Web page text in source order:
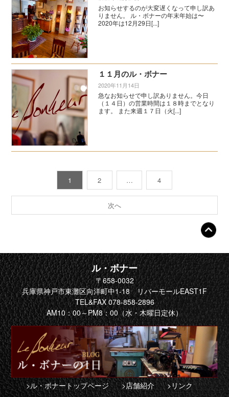
お知らせするのが大変遅くなって申し訳あ
りません。 ル・ボナーの年末年始は〜
2020年は12月29日[...]
１１月のル・ボナー
2020年11月14日
急なお知らせで申し訳ありません。今日
（１４日）の営業時間は１８時までとなり
ます。 また来週１７日（火[...]
1 2 … 4
次へ
ル・ボナー
〒658-0032
兵庫県神戸市東灘区向洋町中1-18 リバーモールEAST1F
TEL&FAX 078-858-2896
AM10：00～PM8：00（水・木曜日定休）
>ル・ボナートップページ >店舗紹介
>リンク